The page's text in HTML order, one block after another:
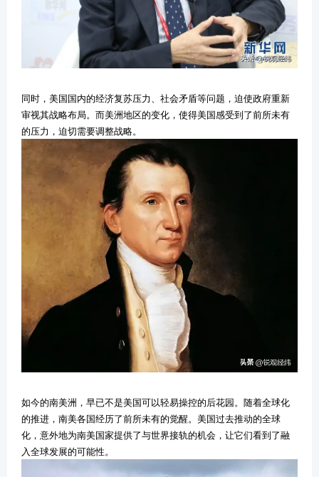
同时，美国国内的经济复苏压力、社会矛盾等问题，迫使政府重新
审视其战略布局。而美洲地区的变化，使得美国感受到了前所未有
的压力，迫切需要调整战略。
如今的南美洲，早已不是美国可以轻易操控的后花园。随着全球化
的推进，南美各国经历了前所未有的觉醒。美国过去推动的全球
化，意外地为南美国家提供了与世界接轨的机会，让它们看到了融
入全球发展的可能性。